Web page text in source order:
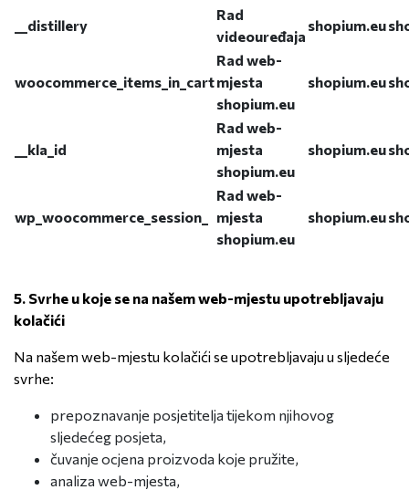
__distillery
Rad
videouređaja
shopium.eu
woocommerce_items_in_cart
Rad web-
mjesta
shopium.eu
shopium.eu
__kla_id
Rad web-
mjesta
shopium.eu
shopium.eu
wp_woocommerce_session_
Rad web-
mjesta
shopium.eu
shopium.eu
5. Svrhe u koje se na našem web-mjestu upotrebljavaju
kolačići
Na našem web-mjestu kolačići se upotrebljavaju u sljedeće
svrhe:
prepoznavanje posjetitelja tijekom njihovog
sljedećeg posjeta,
čuvanje ocjena proizvoda koje pružite,
analiza web-mjesta,